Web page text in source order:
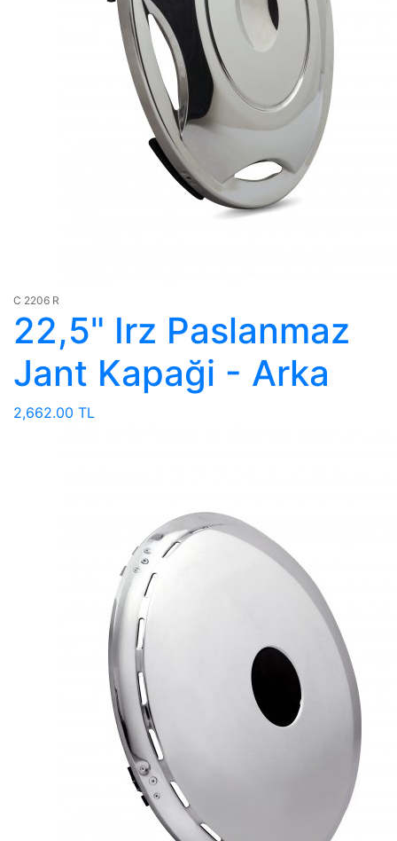
C 2206 R
22,5" Irz Paslanmaz
Jant Kapaği - Arka
2,662.00 TL